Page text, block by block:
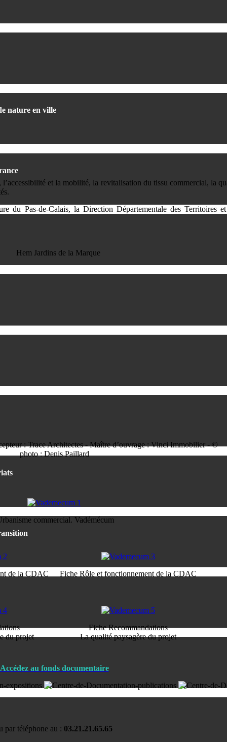
nature en ville
et la mobilité, la revitalisation du tissu commercial, la
du Pas-de-Calais, la Direction Départementale des Territoires
: Trace Architectes - Maître d’ouvrage : Vinci Immobilier - ©
photo : Denis Paillard
commercial. Vadémécum
de la CDAC Fiche Rôle et fonctionnement de la CDAC
du projet
Fiche Recommandations
La qualité paysagère du projet
Accédez au fonds documentaire
par téléphone au : 03.21.21.65.65